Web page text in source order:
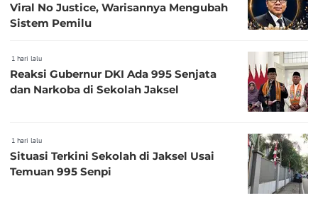
Viral No Justice, Warisannya Mengubah
Sistem Pemilu
1 hari lalu
Reaksi Gubernur DKI Ada 995 Senjata
dan Narkoba di Sekolah Jaksel
1 hari lalu
Situasi Terkini Sekolah di Jaksel Usai
Temuan 995 Senpi